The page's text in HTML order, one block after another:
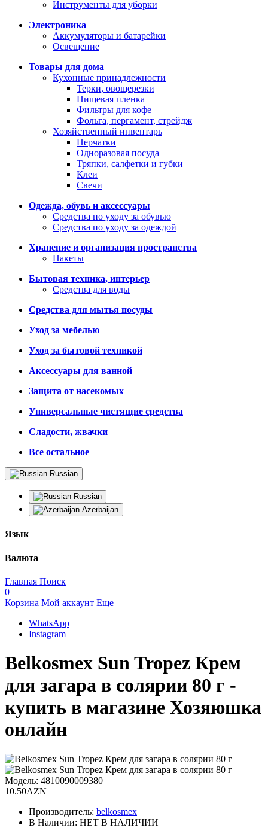
Инструменты для уборки
Электроника
Аккумуляторы и батарейки
Освещение
Товары для дома
Кухонные принадлежности
Терки, овощерезки
Пищевая пленка
Фильтры для кофе
Фольга, пергамент, стрейдж
Хозяйственный инвентарь
Перчатки
Одноразовая посуда
Тряпки, салфетки и губки
Клеи
Свечи
Одежда, обувь и аксессуары
Средства по уходу за обувью
Средства по уходу за одеждой
Хранение и организация пространства
Пакеты
Бытовая техника, интерьер
Средства для воды
Средства для мытья посуды
Уход за мебелью
Уход за бытовой техникой
Аксессуары для ванной
Защита от насекомых
Универсальные чистящие средства
Сладости, жвачки
Все остальное
Russian
Russian
Azerbaijan
Язык
Валюта
Главная Поиск
0
Корзина Мой аккаунт Еще
WhatsApp
Instagram
Belkosmex Sun Tropez Крем
для загара в солярии 80 г -
купить в магазине Хозяюшка
онлайн
Модель: 4810090009380
10.50AZN
Производитель: belkosmex
В Наличии: НЕТ В НАЛИЧИИ